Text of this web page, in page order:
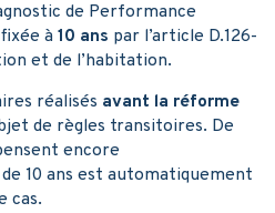
de Performance
à 10 ans par l’article D.126-
et de l’habitation.
réalisés avant la réforme
de règles transitoires. De
encore
10 ans est automatiquement
cas.